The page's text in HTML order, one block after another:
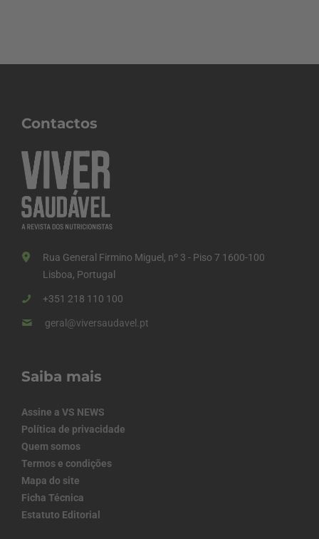
Contactos
Rua General Firmino Miguel, nº 3 - Piso 7 1600-100
Lisboa, Portugal
+351 218 110 100
geral@viversaudavel.pt
Saiba mais
Assine a VS NEWS
Política de privacidade
Quem somos
Termos e condições
Mapa do site
Ficha Técnica
Estatuto Editorial